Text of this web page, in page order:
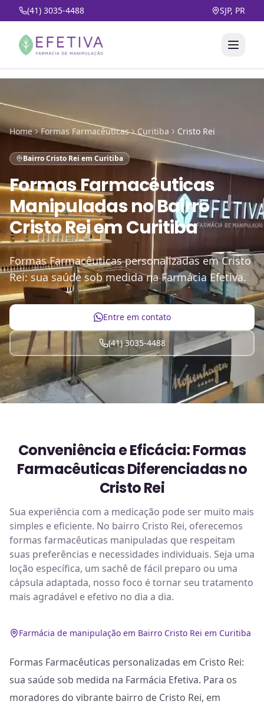
(41) 3035-4488 SJP, PR
Home Formas Farmacêuticas Curitiba Cristo Rei
Bairro Cristo Rei em Curitiba
Formas Farmacêuticas
ManipuladasnoBairro
Cristo Rei em Curitiba
Formas Farmacêuticas personalizadas em Cristo
Rei: sua saúde sob medida na Farmácia Efetiva.
Entre em contato
(41) 3035-4488
Conveniência e Eficácia: Formas
Farmacêuticas Diferenciadas no
Cristo Rei
Sua experiência com a medicação pode ser muito mais
simples e eficiente. No bairro Cristo Rei, oferecemos
formas farmacêuticas manipuladas que respeitam
suas preferências e necessidades individuais. Seja uma
loção específica, um sachê de fácil preparo ou uma
cápsula adaptada, nosso foco é tornar seu tratamento
mais agradável e efetivo no dia a dia.
Farmácia de manipulação em Bairro Cristo Rei em Curitiba
Formas Farmacêuticas personalizadas em Cristo Rei:
sua saúde sob medida na Farmácia Efetiva. Para os
moradores do vibrante bairro de Cristo Rei, em